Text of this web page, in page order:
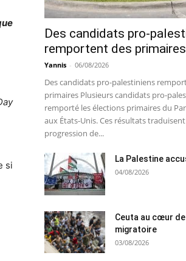
si
Des candidats pro-
remportent des primaires
Yannis - 06/08/2026
Des candidats pro-palestiniens
primaires Plusieurs candidats pro-
remporté les élections primaires du
aux États-Unis. Ces résultats
progression de...
La Palestine
04/08/2026
Ceuta au cœur
migratoire
03/08/2026